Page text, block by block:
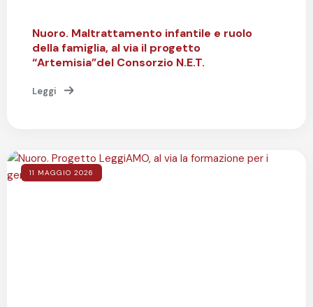
Nuoro. Maltrattamento infantile e ruolo
della famiglia, al via il progetto
“Artemisia”del Consorzio N.E.T.
Leggi
11 MAGGIO 2026